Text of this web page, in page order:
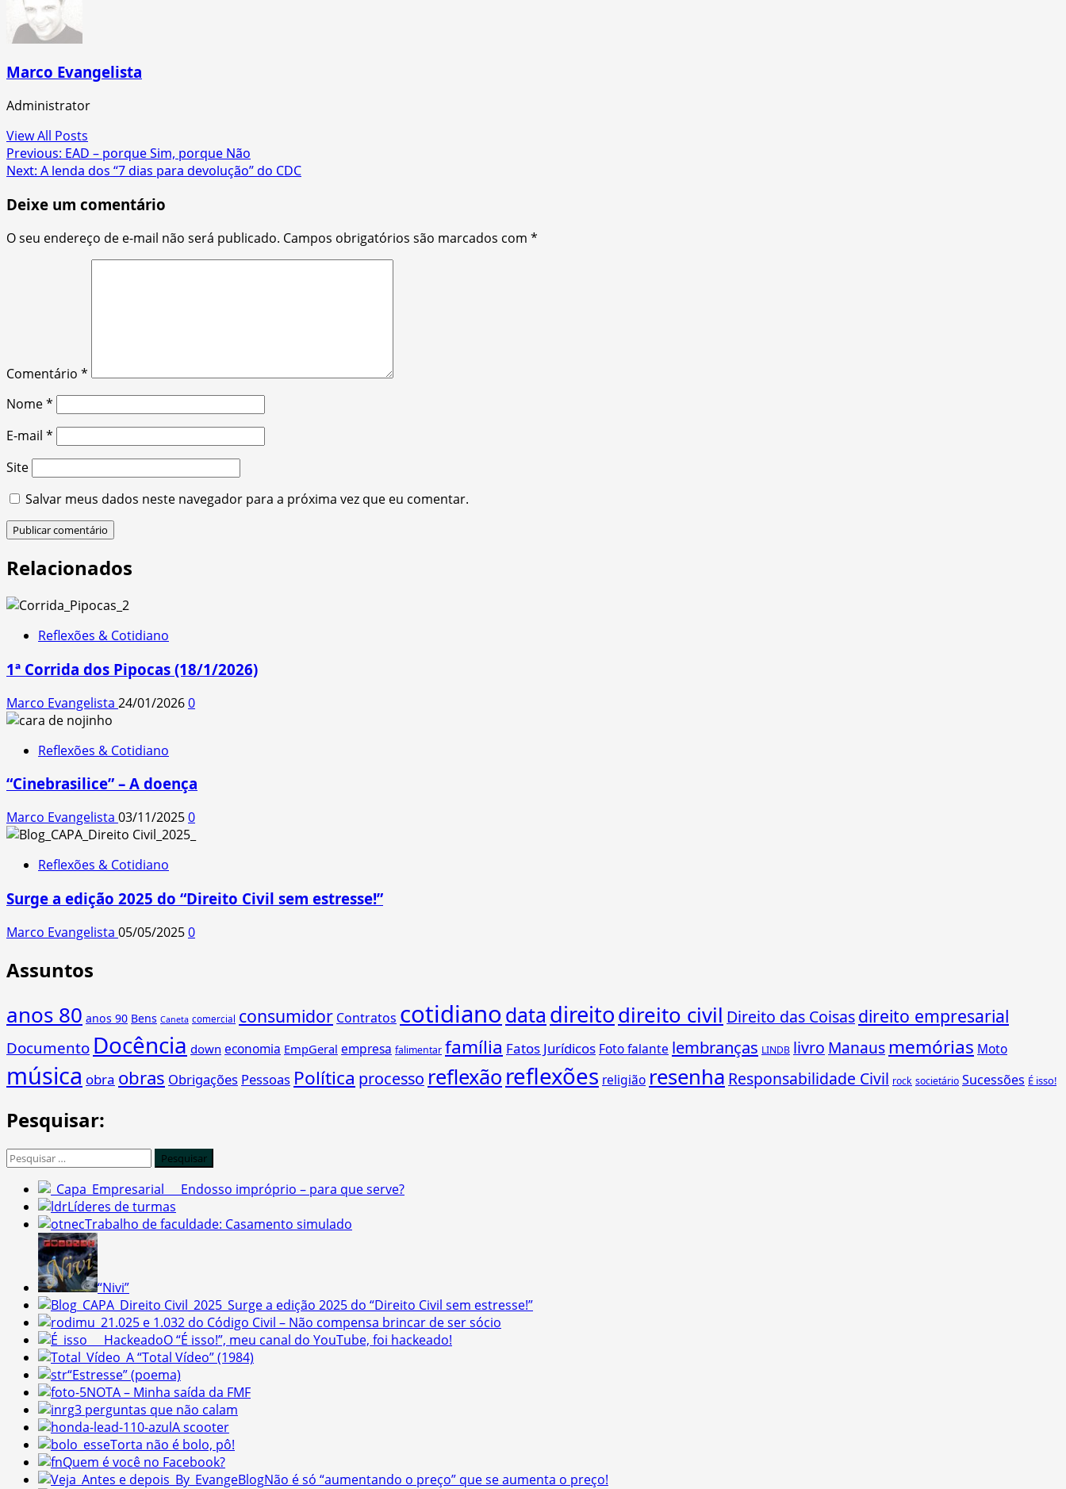
Marco Evangelista
Administrator
View All Posts
Post
navigation
Previous: EAD – porque Sim, porque Não
Next: A lenda dos “7 dias para devolução” do CDC
Deixe um comentário
O seu endereço de e-mail não será publicado. Campos obrigatórios são marcados com *
Comentário *
Nome*
E-mail *
Site
Salvar meus dados neste navegador para a próxima vez que eu comentar.
Relacionados
Reflexões & Cotidiano
1ª Corrida dos Pipocas (18/1/2026)
Marco Evangelista 24/01/20260
Reflexões & Cotidiano
“Cinebrasilice” – A doença
Marco Evangelista 03/11/20250
Reflexões & Cotidiano
Surge a edição 2025 do “Direito Civil sem estresse!”
Marco Evangelista 05/05/20250
Assuntos
anos 80 anos 90 Bens Caneta comercial consumidor Contratos cotidianodata direitodireito civil Direito das Coisasdireito empresarial
Documento Docência down economia EmpGeral empresa falimentar família Fatos Jurídicos Foto falante lembranças LINDB livro Manaus memórias Moto
música obra obras Obrigações Pessoas Política processo reflexão reflexões religião resenha Responsabilidade Civil rock societário Sucessões É isso!
Pesquisar:
Pesquisar
Endosso impróprio – para que serve?
Líderes de turmas
Trabalho de faculdade: Casamento simulado
“Nivi”
Surge a edição 2025 do “Direito Civil sem estresse!”
1.025 e 1.032 do Código Civil – Não compensa brincar de ser sócio
O “É isso!”, meu canal do YouTube, foi hackeado!
A “Total Vídeo” (1984)
“Estresse” (poema)
NOTA – Minha saída da FMF
3 perguntas que não calam
A scooter
Torta não é bolo, pô!
Quem é você no Facebook?
Não é só “aumentando o preço” que se aumenta o preço!